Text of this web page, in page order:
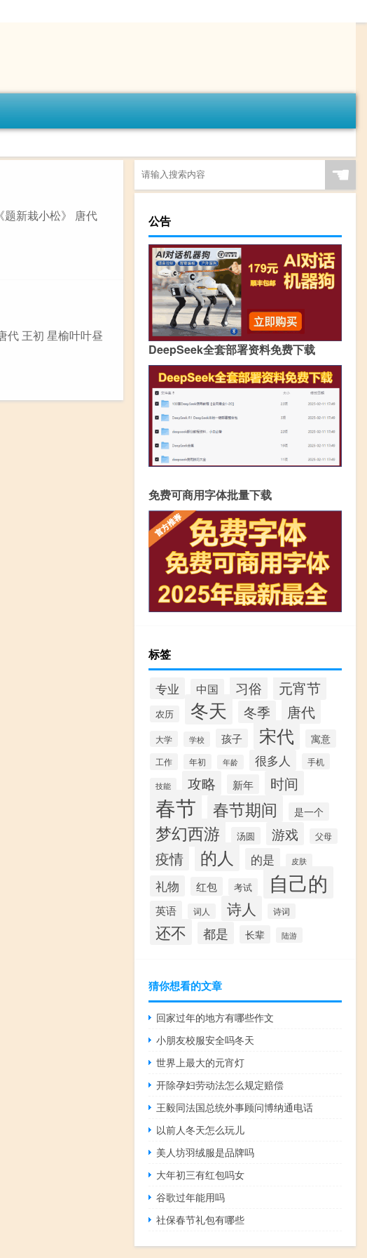
题新栽小松》 唐代
代 王初 星榆叶叶昼
☚
公告
DeepSeek全套部署资料免费下载
免费可商用字体批量下载
标签
专业 中国 习俗 元宵节
农历 冬天 冬季 唐代
大学 学校 孩子 宋代 寓意
工作 年初 年龄 很多人 手机
技能 攻略 新年 时间
春节 春节期间 是一个
梦幻西游 汤圆 游戏 父母
疫情 的人 的是 皮肤
礼物 红包 考试 自己的
英语 词人 诗人 诗词
还不 都是 长辈 陆游
猜你想看的文章
回家过年的地方有哪些作文
小朋友校服安全吗冬天
世界上最大的元宵灯
开除孕妇劳动法怎么规定赔偿
王毅同法国总统外事顾问博纳通电话
以前人冬天怎么玩儿
美人坊羽绒服是品牌吗
大年初三有红包吗女
谷歌过年能用吗
社保春节礼包有哪些